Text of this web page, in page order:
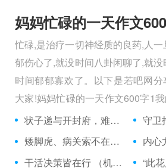
忙碌,是治疗一切神经质的良药,人
郁伤心了,就没时间八卦闲聊了,就
时间郁郁寡欢了。以下是若吧网
大家!妈妈忙碌的一天作文600字1
人民警察，她总有做不完的事情。
状子递与开封府，难忍怒气心中生 （5字口语）
矮脚虎、病关索不在，智多星、行者前往此处 （七字俗语）
干活决策皆在行 （机构简称二）